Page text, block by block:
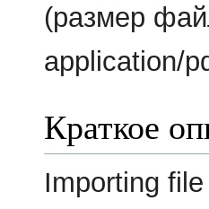
(размер
application/
Краткое
Importing file